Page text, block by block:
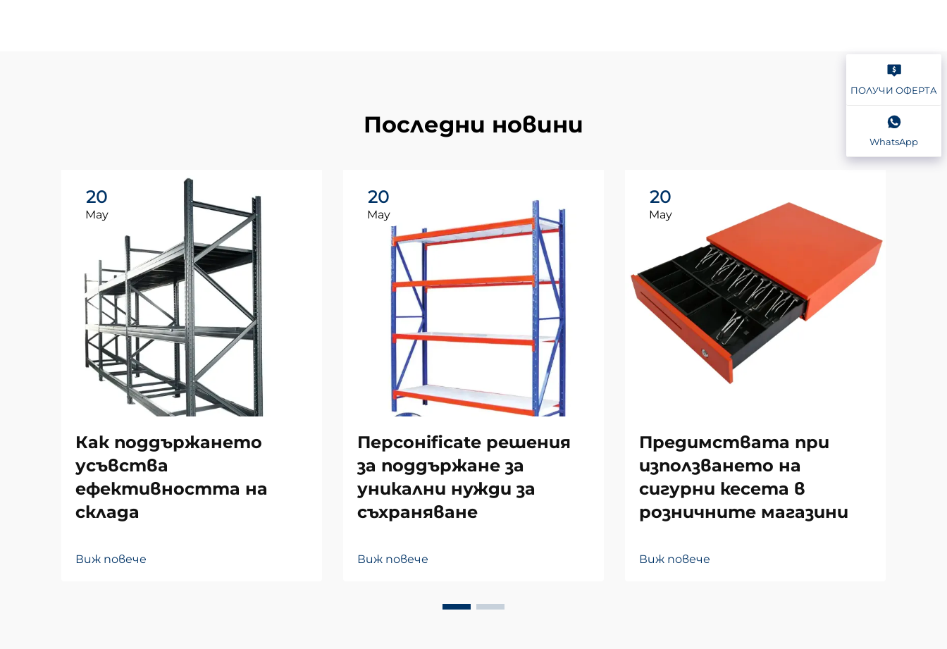
Последни новини
20
May
Как поддържането
усъвства
ефективността на
склада
Виж повече
20
May
Персонificate решения
за поддържане за
уникални нужди за
съхраняване
Виж повече
20
May
Предимствата при
използването на
сигурни кесета в
розничните магазини
Виж повече
ПОЛУЧИ ОФЕРТА
WhatsApp